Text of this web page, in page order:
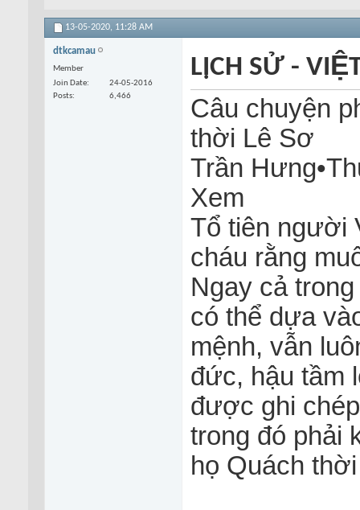
13-05-2020, 11:28 AM
dtkcamau
Member
Join Date
24-05-2016
Posts
6,466
LỊCH SỬ -
Câu chuyện
thời Lê Sơ
Trần
Xem
Tổ tiên người
cháu rằng
Ngay cả
có thể dựa
mệnh, vẫn
đức, hậu tầm
được ghi
trong đó phải
họ Quách